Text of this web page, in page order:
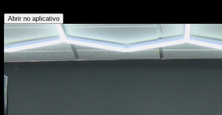
Abrir no aplicativo